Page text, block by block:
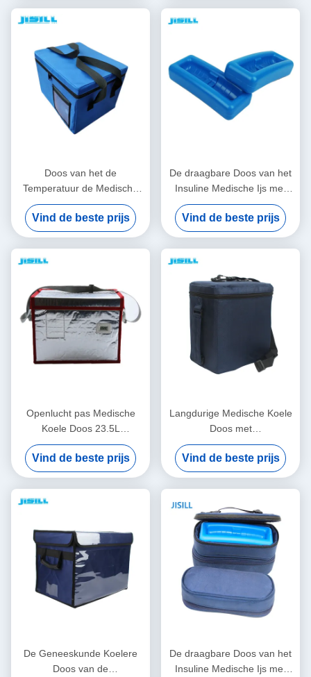
Doos van het de
Temperatuur de Medische
die Ijs van de 48
Urencontrole met de
Stoffenzak van Oxford wordt
geïsoleerd
Vind de beste prijs
De draagbare Doos van het
Insuline Medische Ijs met
Klantgerichte Temperaturen
Gemakkelijk schoon te
maken
Vind de beste prijs
Openlucht pas Medische
Koele Doos 23.5L
Draagbaar voor
Rotomolded-Ijsdoos aan
Vind de beste prijs
Langdurige Medische Koele
Doos met
Vacuümisolatiemateriaal
voor Medische
Vaccinvervoer
Vind de beste prijs
De Geneeskunde Koelere
Doos van de
De draagbare Doos van het
Insuline Medische Ijs met